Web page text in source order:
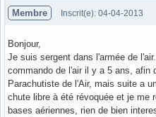
Membre Inscrit(e): 04-04-2013
Bonjour,
Je suis sergent dans l'armée de
commando de l'air il y a 5 ans, afin
Parachutiste de l'Air, mais suite a
chute libre à été révoquée et je me
bases aériennes, rien de bien